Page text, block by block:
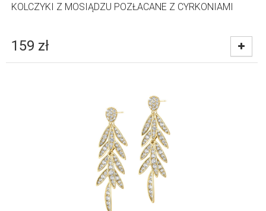
KOLCZYKI Z MOSIĄDZU POZŁACANE Z CYRKONIAMI
159 zł